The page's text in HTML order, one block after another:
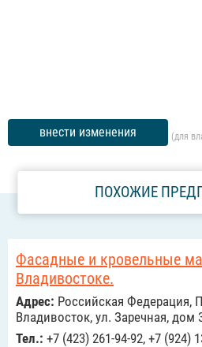
внести изменения (для
ПОХОЖИЕ
Фасадные и кровельные
Владивостоке.
Адрес: Российcкая Федерация,
Владивосток, ул. Заречная, дом
Тел.: +7 (423) 261-94-92, +7 (924)